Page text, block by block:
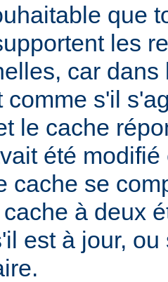
que
les
car
comme s'il
le cache
été
cache se
à deux
est à jour,